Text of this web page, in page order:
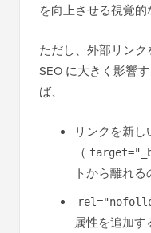
を向上させる視覚的
ただし、外部リンク
SEO に大きく影響
ば、
リンクを新し
（
トから離れる
属性を追加